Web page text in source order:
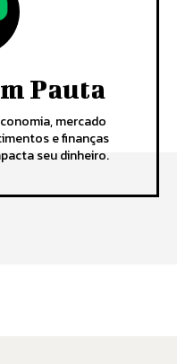
Pauta
mercado
e finanças
seu dinheiro.